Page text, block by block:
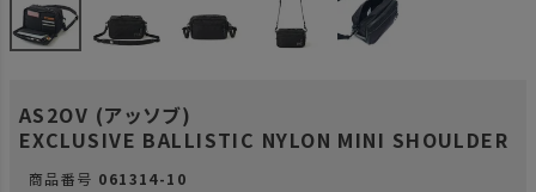
AS2OV (アッソブ)
EXCLUSIVE BALLISTIC NYLON MINI SHOULDER
商品番号 061314-10